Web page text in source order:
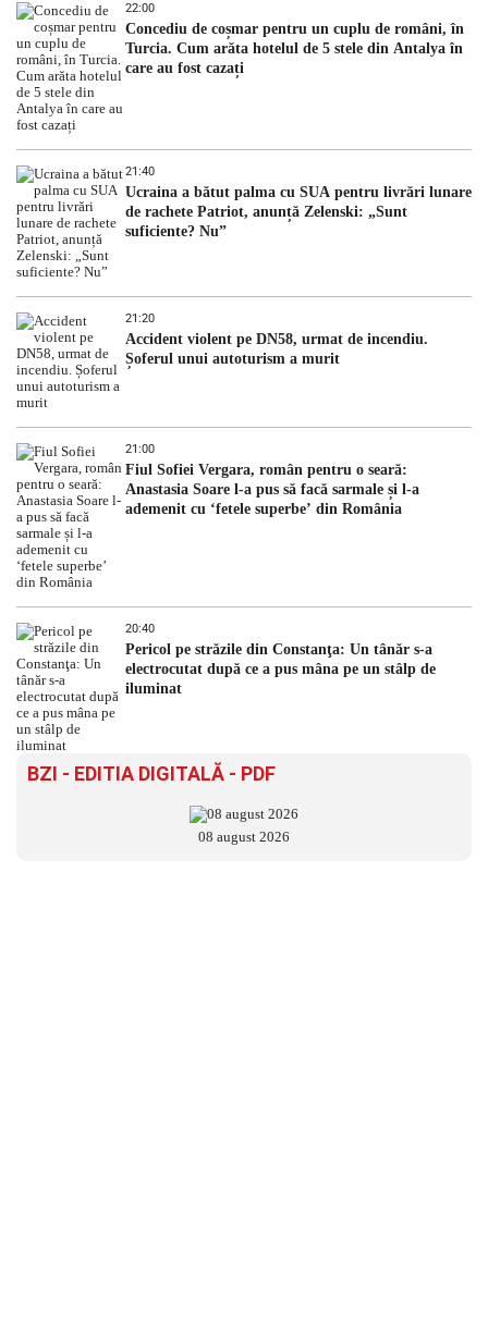
22:00
Concediu de coșmar pentru un cuplu de români, în
Turcia. Cum arăta hotelul de 5 stele din Antalya în
care au fost cazați
21:40
Ucraina a bătut palma cu SUA pentru livrări lunare
de rachete Patriot, anunță Zelenski: „Sunt
suficiente? Nu”
21:20
Accident violent pe DN58, urmat de incendiu.
Șoferul unui autoturism a murit
21:00
Fiul Sofiei Vergara, român pentru o seară:
Anastasia Soare l-a pus să facă sarmale și l-a
ademenit cu ‘fetele superbe’ din România
20:40
Pericol pe străzile din Constanţa: Un tânăr s-a
electrocutat după ce a pus mâna pe un stâlp de
iluminat
BZI - EDITIA DIGITALĂ - PDF
08 august 2026